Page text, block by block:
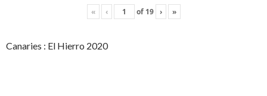
« ‹ of 19 › »
Canaries : El Hierro 2020